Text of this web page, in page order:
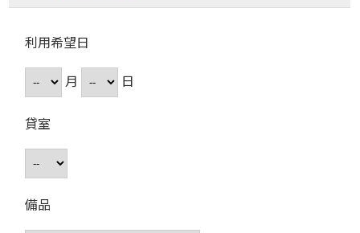
利用希望日
月
日
貸室
備品